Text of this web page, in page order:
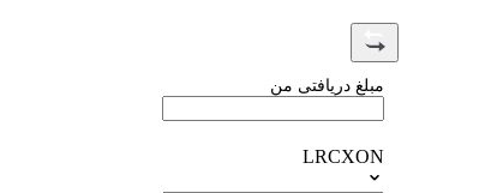
مبلغ دریافتی من
LRCXON